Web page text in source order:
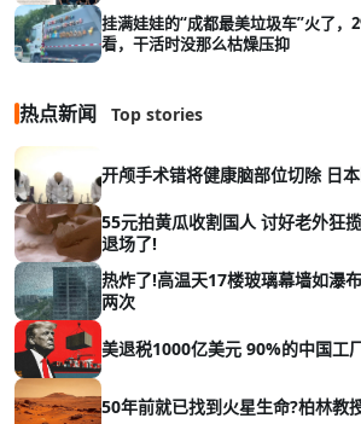
挂满娃娃的“成都最美垃圾车”火了，
看，干活时没那么枯燥压抑
热点新闻 Top stories
开颅手术错将健康脑部位切除 日
55元拍黄瓜收割国人 讨好老外狂
退场了!
热炸了!高温天17楼玻璃幕墙如瀑
两次
美退税1000亿美元 90%的中国工
50年前就已找到火星生命?柏林教